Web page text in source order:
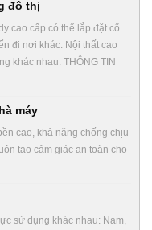
đô thị
cao cấp có thể lắp đặt cố
đi nơi khác. Nội thất cao
khác nhau. THÔNG TIN
máy
cao, khả năng chống chịu
tạo cảm giác an toàn cho
sử dụng khác nhau: Nam,